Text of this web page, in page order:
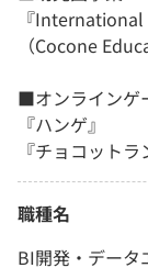
『
（Cocone
■オンラインゲ
『ハンゲ』
『チョコットラ
職種名
BI開発・データ